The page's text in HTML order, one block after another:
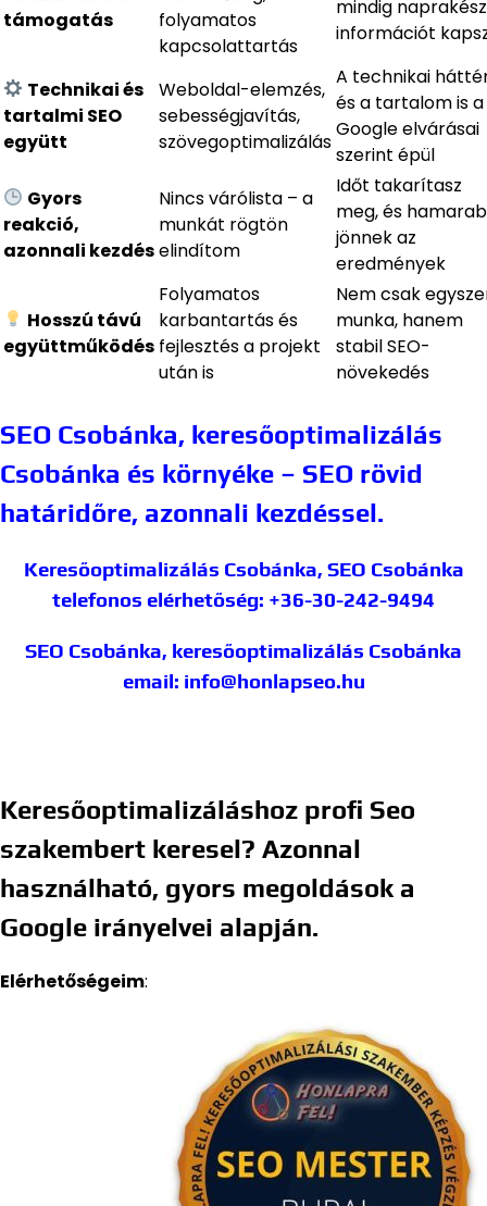
támogatás
folyamatos
kapcsolattartás
mindig naprakész
információt
Technikai és
tartalmi SEO
együtt
Weboldal-elemzés,
sebességjavítás,
szövegoptimalizálás
A technikai
és a tartalom is a
Google elvárásai
szerint épül
Gyors
reakció,
azonnali kezdés
Nincs várólista – a
munkát rögtön
elindítom
Időt takarítasz
meg, és
jönnek az
eredmények
Hosszú távú
együttműködés
Folyamatos
karbantartás és
fejlesztés a projekt
után is
Nem csak
munka, hanem
stabil SEO-
növekedés
SEO Csobánka, keresőoptimalizálás
Csobánka és környéke – SEO rövid
határidőre, azonnali kezdéssel.
Keresőoptimalizálás Csobánka, SEO Csobánka
telefonos elérhetőség: +36-30-242-9494
SEO Csobánka, keresőoptimalizálás Csobánka
email: info@honlapseo.hu
Keresőoptimalizáláshoz profi Seo
szakembert keresel? Azonnal
használható, gyors megoldások a
Google irányelvei alapján.
Elérhetőségeim: